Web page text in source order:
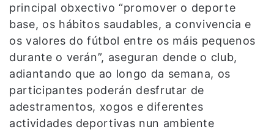
principal obxectivo “promover o deporte
base, os hábitos saudables, a convivencia e
os valores do fútbol entre os máis pequenos
durante o verán”, aseguran dende o club,
adiantando que ao longo da semana, os
participantes poderán desfrutar de
adestramentos, xogos e diferentes
actividades deportivas nun ambiente